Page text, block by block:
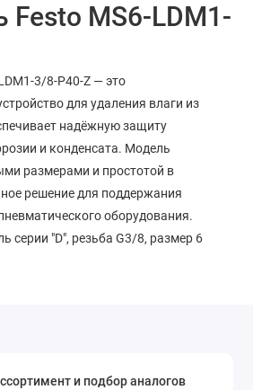
Festo MS6-LDM1-
3/8-P40-Z — это
для удаления влаги из
надёжную защиту
и конденсата. Модель
размерами и простотой в
решение для поддержания
оборудования.
серии "D", резьба G3/8, размер 6
и подбор аналогов